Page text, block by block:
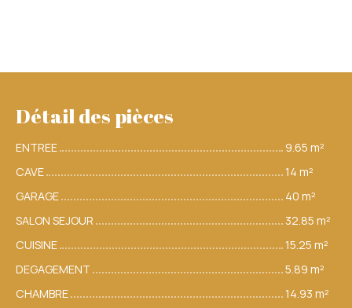
Détail des pièces
ENTREE
9.65 m²
CAVE
14 m²
GARAGE
40 m²
SALON SEJOUR
32.85 m²
CUISINE
15.25 m²
DEGAGEMENT
5.89 m²
CHAMBRE
14.93 m²